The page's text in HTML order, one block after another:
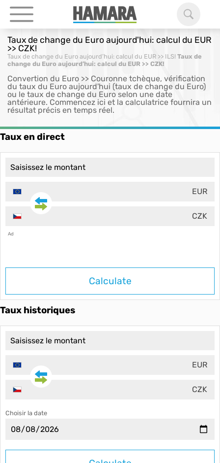
Taux de change du Euro aujourd'hui: calcul du EUR
>> CZK!
Taux de change du Euro aujourd’hui: calcul du EUR >> ILS! Taux de
change du Euro aujourd’hui: calcul du EUR >> CZK!
Convertion du Euro >> Couronne tchèque, vérification
du taux du Euro aujourd'hui (taux de change du Euro)
ou le taux de change du Euro selon une date
antérieure. Commencez ici et la calculatrice fournira un
résultat précis en temps réel.
Taux en direct
EUR
CZK
Ad
Calculate
Taux historiques
EUR
CZK
Choisir la date